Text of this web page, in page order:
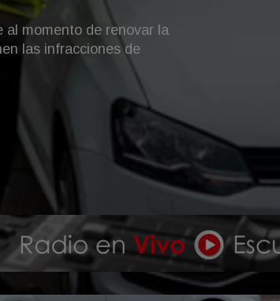
tres de ellos que son
Los precios apenas